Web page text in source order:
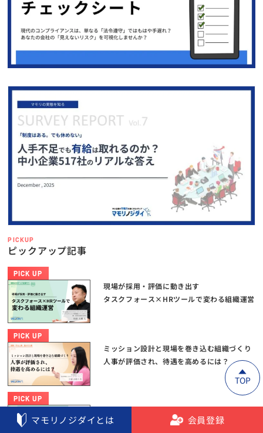
マモリノジダイとは 会員登録
PICKUP
ピックアップ記事
PICK UP
現場が採用・評価に動き出す
タスクフォース×HRツールで変わる組織運営
PICK UP
ミッション設計と現場を巻き込む組織づくり
人事が評価され、待遇を高めるには？
PICK UP
多拠点ビジネスの壁を壊す次世代人事DX
TOP